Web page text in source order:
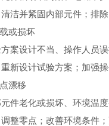
并紧固内部元件；排除
或损坏
设计不当、操作人员误
设计试验方案；加强操
漂移
老化或损坏、环境温度
零点；改善环境条件；